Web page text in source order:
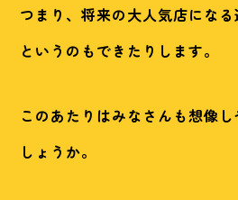
つまり、将来の大人気店にな
というのもできたりします。
このあたりはみなさんも想像
しょうか。